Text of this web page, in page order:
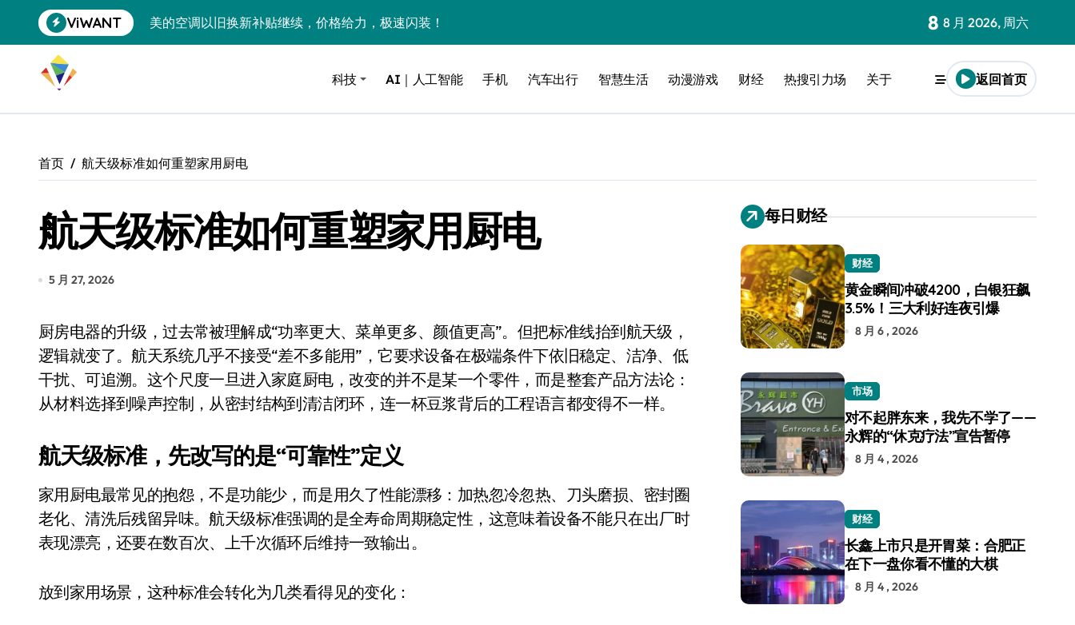
到
ViWANT
美的空调以旧换新补贴继续，价格给力，极速闪装！
黄金瞬间冲破4200，白银狂飙3.5%！三大利好连夜引爆
特斯拉中国卖第五，丰田一季净赚两个比亚迪——中国车企该醒醒了
Xbox七月大崩盘：裁员3200、卖工作室、网络瘫了，微软这次真急了
《我的世界》登陆Switch 2：画质大跃进，但鼠标操控才是真·杀手锏？
谷歌DeepMind创始人辞去CEO，但继续“垂帘听政”？
召回X9、合作大众遇冷、高端梦碎：小鹏的“多事之夏”
比Model 3便宜？不，比Model 3有面儿——试驾雷克萨斯ES 500e
550亿美金！沙特把EA买了，但背了200亿的债
别再用汽车USB给MacBook充电了！老司机教你3招真·快充
花钱买宝马，启动先看蜘蛛侠？”车主怒了：车内不是广告屏！
Windows 11家庭版和专业版，选错真的会后悔吗？
维修店最怕的“作死”操作：把手机塞冰箱，你中招了吗？
8 8 月 2026, 周六
科技 AI｜人工智能 手机 汽车出行 智慧生活 动漫游戏 财经 热搜引力场 关于 返回首页
首页 航天级标准如何重塑家用厨电
航天级标准如何重塑家用厨电
5 月 27, 2026
厨房电器的升级，过去常被理解成“功率更大、菜单更多、颜值更高”。但把标准线抬到航天级，
逻辑就变了。航天系统几乎不接受“差不多能用”，它要求设备在极端条件下依旧稳定、洁净、低
干扰、可追溯。这个尺度一旦进入家庭厨电，改变的并不是某一个零件，而是整套产品方法论：
从材料选择到噪声控制，从密封结构到清洁闭环，连一杯豆浆背后的工程语言都变得不一样。
航天级标准，先改写的是“可靠性”定义
家用厨电最常见的抱怨，不是功能少，而是用久了性能漂移：加热忽冷忽热、刀头磨损、密封圈
老化、清洗后残留异味。航天级标准强调的是全寿命周期稳定性，这意味着设备不能只在出厂时
表现漂亮，还要在数百次、上千次循环后维持一致输出。
放到家用场景，这种标准会转化为几类看得见的变化：
每日财经
财经
黄金瞬间冲破4200，白银狂飙
3.5%！三大利好连夜引爆
8 月 6 , 2026
市场
对不起胖东来，我先不学了——
永辉的“休克疗法”宣告暂停
8 月 4 , 2026
财经
长鑫上市只是开胃菜：合肥正
在下一盘你看不懂的大棋
8 月 4 , 2026